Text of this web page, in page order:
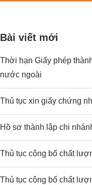
Bài viết mới
Thời hạn Giấy phép
nước ngoài
Thủ tục xin giấy chứng
Hồ sơ thành lập chi
Thủ tục công bố chất
Thủ tục công bố chất